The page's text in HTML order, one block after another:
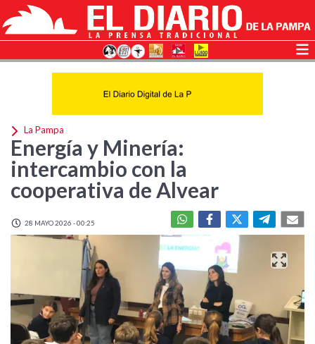
La Pampa
Energía y Minería:
intercambio con la
cooperativa de Alvear
28 MAYO 2026 - 00:25